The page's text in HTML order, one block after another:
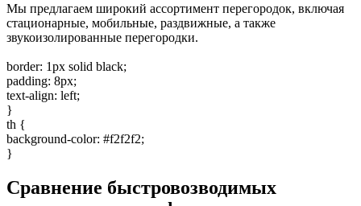
Мы предлагаем широкий ассортимент перегородок, включая
стационарные, мобильные, раздвижные, а также
звукоизолированные перегородки.
border: 1px solid black;
padding: 8px;
text-align: left;
}
th {
background-color: #f2f2f2;
}
Сравнение быстровозводимых